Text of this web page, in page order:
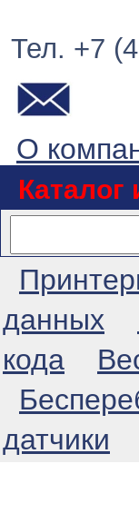
Тел. +7
О
данных
кода
датчики